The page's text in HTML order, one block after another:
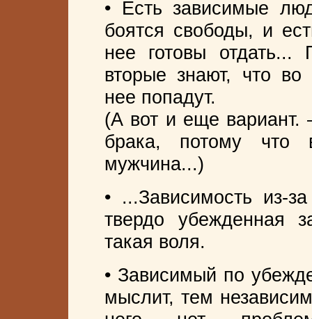
• Есть зависимые
боятся свободы, и
нее готовы отдать...
вторые знают, что во
нее попадут.
(А вот и еще
брака, потому что
мужчина...)
• ...Зависимость из-
твердо убежденная
такая воля.
• Зависимый по
мыслит, тем